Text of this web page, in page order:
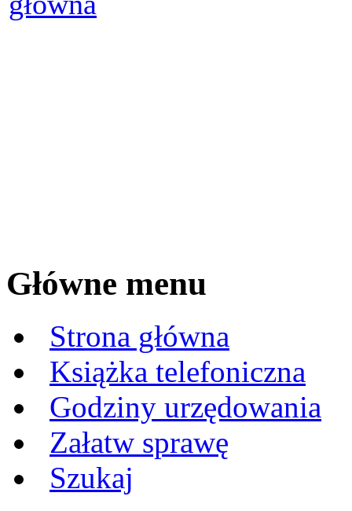
Główne menu
Strona główna
Książka telefoniczna
Godziny urzędowania
Załatw sprawę
Szukaj